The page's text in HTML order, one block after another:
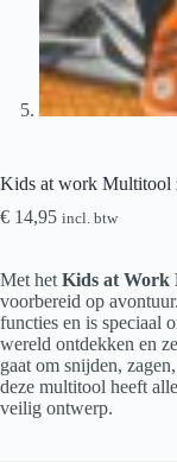
Kids at work Multitool
€ 14,95 incl. btw
Met het Kids at Work
voorbereid op
functies en is speciaal
wereld ontdekken en
gaat om snijden,
deze multitool heeft
veilig ontwerp.